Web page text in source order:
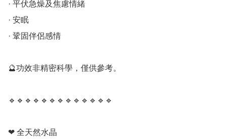
· 平伏急燥及焦慮情緒
· 安眠
· 鞏固伴侶感情
🔮功效非精密科學，僅供參考。
🔹️🔹️🔹️🔹️🔹️🔹️🔹️🔹️🔹️🔹️🔹️🔹️🔹️
❤ 全天然水晶